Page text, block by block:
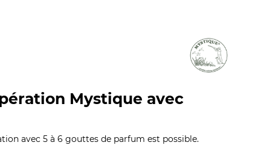
Mystique avec
avec 5 à 6 gouttes de parfum est possible.